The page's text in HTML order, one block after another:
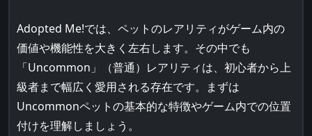
Adopted Me!では、ペットのレアリティがゲーム内の
価値や機能性を大きく左右します。その中でも
「Uncommon」（普通）レアリティは、初心者から上
級者まで幅広く愛用される存在です。まずは
Uncommonペットの基本的な特徴やゲーム内での位置
付けを理解しましょう。